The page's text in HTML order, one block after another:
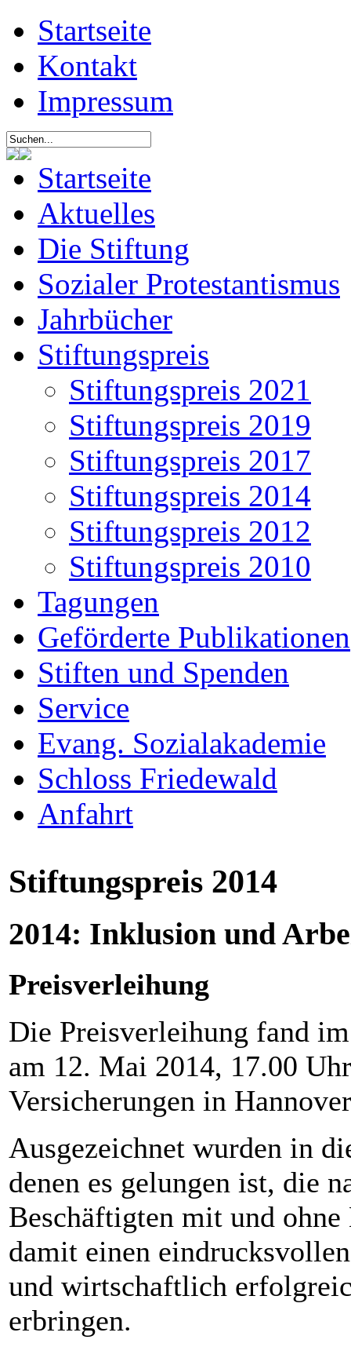
Startseite
Kontakt
Impressum
Startseite
Aktuelles
Die Stiftung
Sozialer Protestantismus
Jahrbücher
Stiftungspreis
Stiftungspreis 2021
Stiftungspreis 2019
Stiftungspreis 2017
Stiftungspreis 2014
Stiftungspreis 2012
Stiftungspreis 2010
Tagungen
Geförderte Publikationen
Stiften und Spenden
Service
Evang. Sozialakademie
Schloss Friedewald
Anfahrt
Stiftungspreis 2014
2014: Inklusion und
Preisverleihung
Die Preisverleihung fand
am 12. Mai 2014, 17.00
Versicherungen in
Ausgezeichnet wurden in
denen es gelungen ist, die
Beschäftigten mit und
damit einen
und wirtschaftlich
erbringen.